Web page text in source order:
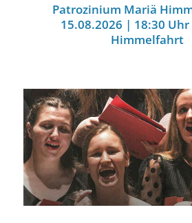
Patrozinium Mariä
15.08.2026 | 18:30
Himmelfahrt